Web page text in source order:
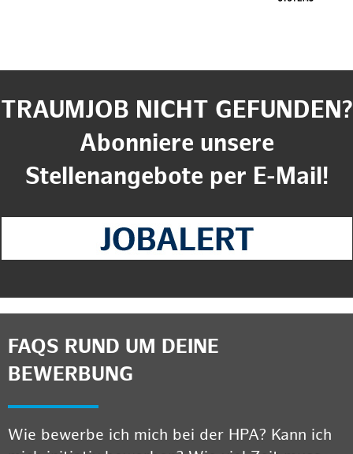
TRAUMJOB NICHT GEFUNDEN?
Abonniere unsere
Stellenangebote per E-Mail!
FAQS RUND UM DEINE
BEWERBUNG
Wie bewerbe ich mich bei der HPA? Kann ich